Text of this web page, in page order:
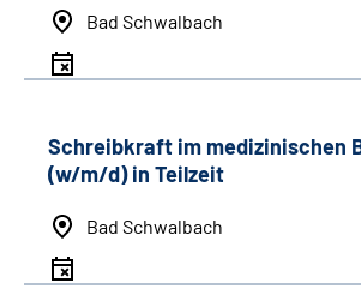
Bad Schwalbach
Schreibkraft im medizinischen
(w/m/d) in Teilzeit
Bad Schwalbach